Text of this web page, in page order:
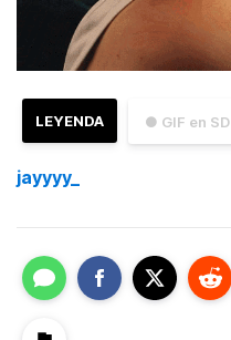
● GIF en SD
LEYENDA
jayyyy_